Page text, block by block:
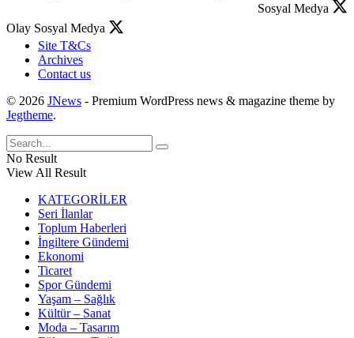
Sosyal Medya
Olay Sosyal Medya
Site T&Cs
Archives
Contact us
© 2026 JNews - Premium WordPress news & magazine theme by
Jegtheme.
No Result
View All Result
KATEGORİLER
Seri İlanlar
Toplum Haberleri
İngiltere Gündemi
Ekonomi
Ticaret
Spor Gündemi
Yaşam – Sağlık
Kültür – Sanat
Moda – Tasarım